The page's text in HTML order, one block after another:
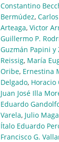
Constantino
Bermúdez,
Arteaga, Victor
Guillermo P.
Guzmán Papini y
Reissig, María
Oribe, Ernestina
Delgado, Horacio
Juan José Illa
Eduardo
Varela, Julio
Ítalo Eduardo
Francisco G.